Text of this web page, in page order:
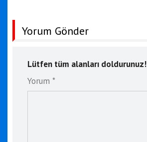
Yorum Gönder
Lütfen tüm alanları doldurunuz!
Yorum *